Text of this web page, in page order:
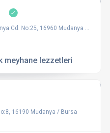
16960 Mudanya / Bursa, Türkiye
meyhane lezzetleri
16190 Mudanya / Bursa